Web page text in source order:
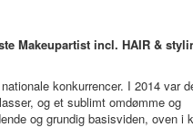
Makeupartist incl. HAIR &
konkurrencer. I 2014 var
og et sublimt omdømme og
og grundig basisviden, oven i